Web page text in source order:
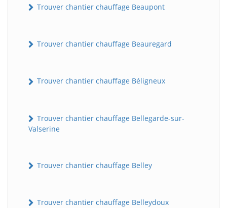
Trouver chantier chauffage Beaupont
Trouver chantier chauffage Beauregard
Trouver chantier chauffage Béligneux
Trouver chantier chauffage Bellegarde-sur-
Valserine
Trouver chantier chauffage Belley
Trouver chantier chauffage Belleydoux